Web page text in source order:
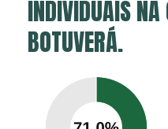
INDIVIDUAIS NA
BOTUVERÁ.